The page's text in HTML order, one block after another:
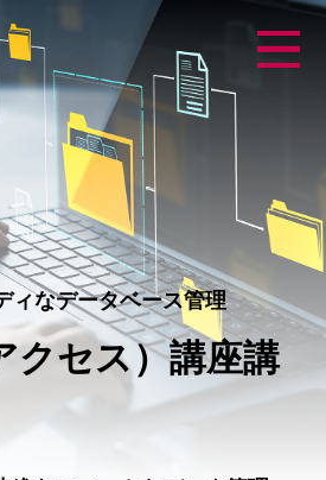
ィなデータベース管理
クセス）講座講